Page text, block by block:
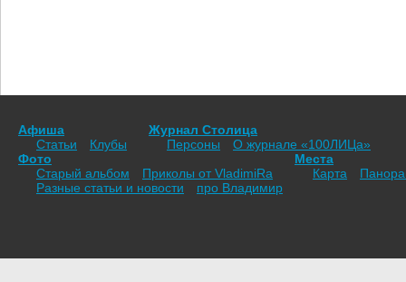
Афиша
Статьи
Клубы
Журнал Столица
Персоны
О журнале «100ЛИЦа»
Фото
Старый альбом
Приколы от VladimiRа
Места
Карта
Разные статьи и новости
про Владимир